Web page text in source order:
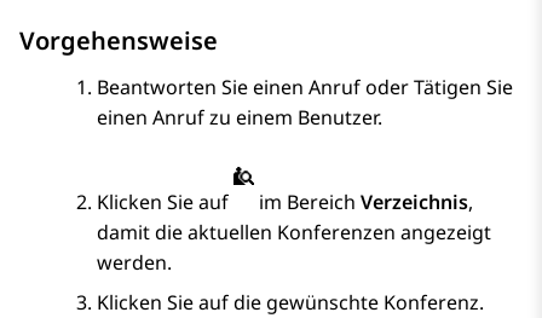
Vorgehensweise
Beantworten Sie einen Anruf oder Tätigen Sie
einen Anruf zu einem Benutzer.
Klicken Sie auf im BereichVerzeichnis,
damit die aktuellen Konferenzen angezeigt
werden.
Klicken Sie auf die gewünschte Konferenz.